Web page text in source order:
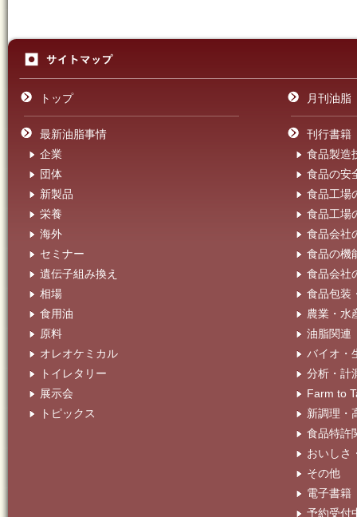
トップ
最新油脂事情
企業
団体
新製品
栄養
海外
セミナー
遺伝子組み換え
相場
食用油
原料
オレオケミカル
トイレタリー
展示会
トピックス
月刊油脂
刊行書籍
食品製造
食品の安
食品工場
食品工場
食品会社
食品の機
食品会社
食品包装
農業・水
油脂関連
バイオ・
分析・計
Farm to
新調理・
食品特許
おいしさ
その他
電子書籍
予約受付